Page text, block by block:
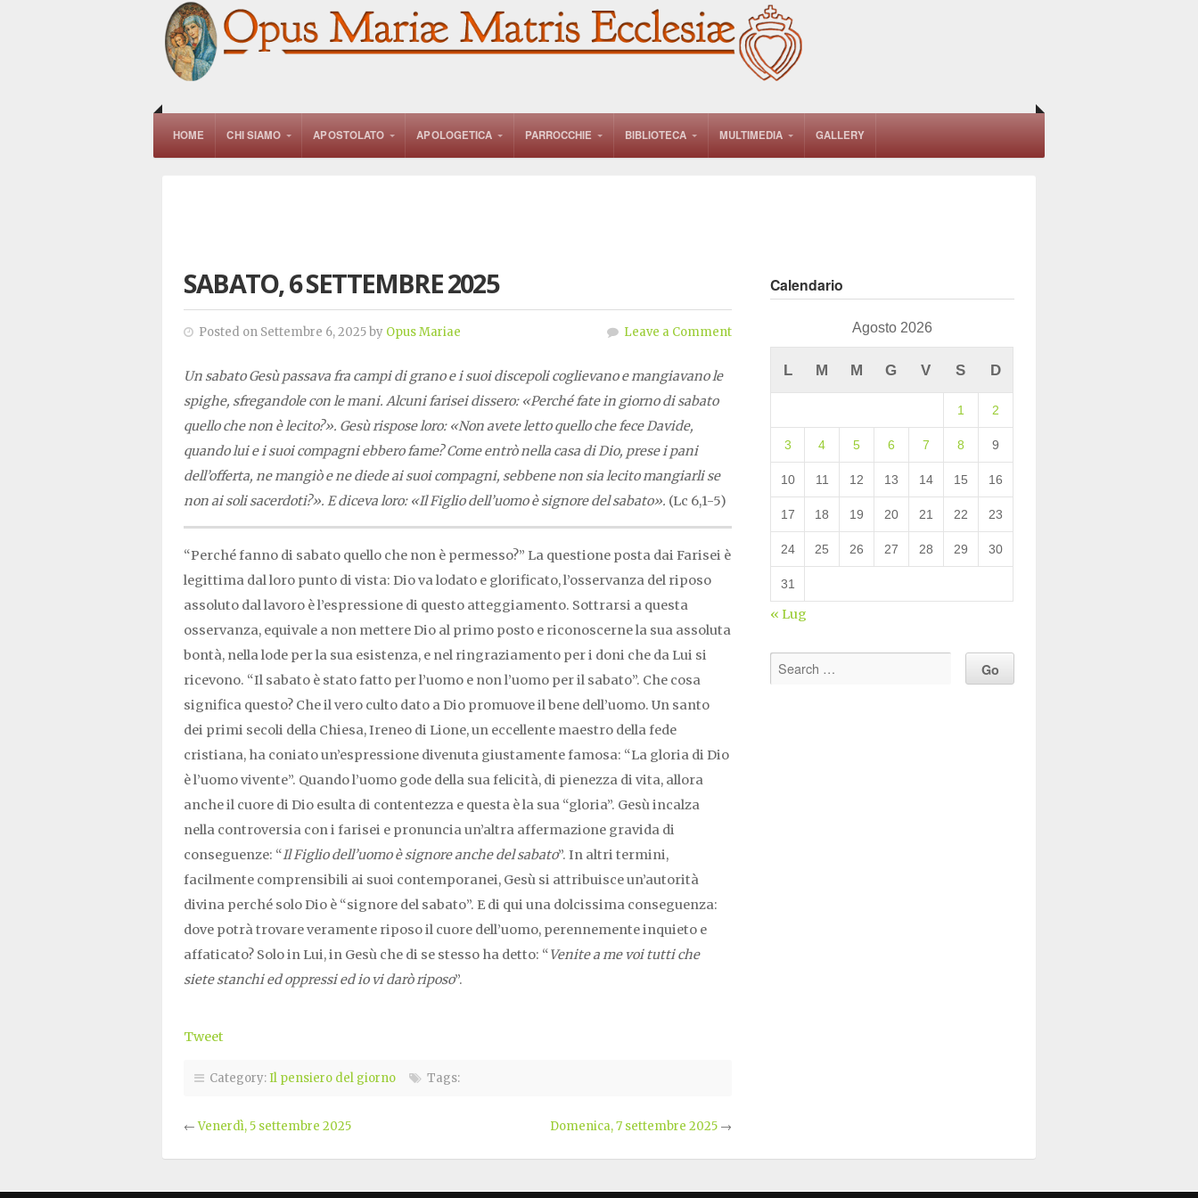
HOME CHI SIAMO APOSTOLATO APOLOGETICA PARROCCHIE BIBLIOTECA MULTIMEDIA GALLERY
SABATO, 6 SETTEMBRE 2025
Posted on Settembre 6, 2025 by Opus Mariae Leave a Comment
Un sabato Gesù passava fra campi di grano e i suoi discepoli coglievano e mangiavano le
spighe, sfregandole con le mani. Alcuni farisei dissero: «Perché fate in giorno di sabato
quello che non è lecito?». Gesù rispose loro: «Non avete letto quello che fece Davide,
quando lui e i suoi compagni ebbero fame? Come entrò nella casa di Dio, prese i pani
dell’offerta, ne mangiò e ne diede ai suoi compagni, sebbene non sia lecito mangiarli se
non ai soli sacerdoti?». E diceva loro: «Il Figlio dell’uomo è signore del sabato». (Lc 6,1-5)
“Perché fanno di sabato quello che non è permesso?” La questione posta dai Farisei è
legittima dal loro punto di vista: Dio va lodato e glorificato, l’osservanza del riposo
assoluto dal lavoro è l’espressione di questo atteggiamento. Sottrarsi a questa
osservanza, equivale a non mettere Dio al primo posto e riconoscerne la sua assoluta
bontà, nella lode per la sua esistenza, e nel ringraziamento per i doni che da Lui si
ricevono. “Il sabato è stato fatto per l’uomo e non l’uomo per il sabato”. Che cosa
significa questo? Che il vero culto dato a Dio promuove il bene dell’uomo. Un santo
dei primi secoli della Chiesa, Ireneo di Lione, un eccellente maestro della fede
cristiana, ha coniato un’espressione divenuta giustamente famosa: “La gloria di Dio
è l’uomo vivente”. Quando l’uomo gode della sua felicità, di pienezza di vita, allora
anche il cuore di Dio esulta di contentezza e questa è la sua “gloria”. Gesù incalza
nella controversia con i farisei e pronuncia un’altra affermazione gravida di
conseguenze: “Il Figlio dell’uomo è signore anche del sabato”. In altri termini,
facilmente comprensibili ai suoi contemporanei, Gesù si attribuisce un’autorità
divina perché solo Dio è “signore del sabato”. E di qui una dolcissima conseguenza:
dove potrà trovare veramente riposo il cuore dell’uomo, perennemente inquieto e
affaticato? Solo in Lui, in Gesù che di se stesso ha detto: “Venite a me voi tutti che
siete stanchi ed oppressi ed io vi darò riposo”.
Tweet
Category:Il pensiero del giorno Tags:
←Venerdì, 5 settembre 2025 Domenica, 7 settembre 2025→
Calendario
Agosto 2026
L M M G V S D
1 2
3 4 5 6 7 8 9
10 11 12 13 14 15 16
17 18 19 20 21 22 23
24 25 26 27 28 29 30
31
« Lug